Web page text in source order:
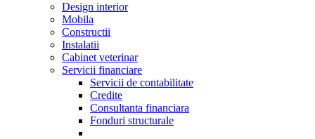
Design interior
Mobila
Constructii
Instalatii
Cabinet veterinar
Servicii financiare
Servicii de contabilitate
Credite
Consultanta financiara
Fonduri structurale